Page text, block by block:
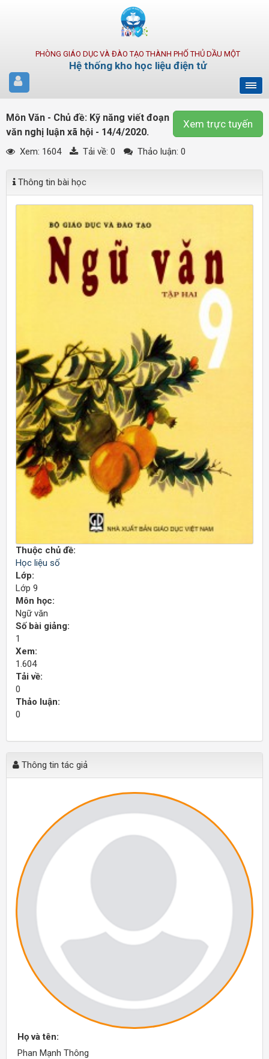
PHÒNG GIÁO DỤC VÀ ĐÀO TẠO THÀNH PHỐ THỦ DẦU MỘT
Hệ thống kho học liệu điện tử
Xem trực tuyến
Môn Văn - Chủ đề: Kỹ năng viết đoạn
văn nghị luận xã hội - 14/4/2020.
Xem: 1604 Tải về: 0 Thảo luận: 0
Thông tin bài học
Thuộc chủ đề:
Học liệu số
Lớp:
Lớp 9
Môn học:
Ngữ văn
Số bài giảng:
1
Xem:
1.604
Tải về:
0
Thảo luận:
0
Thông tin tác giả
Họ và tên:
Phan Mạnh Thông